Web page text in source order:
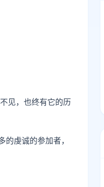
见，也终有它的历
虔诚的参加者，